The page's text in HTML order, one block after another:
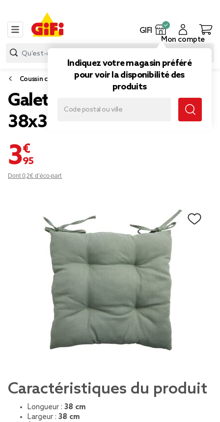
GIFI
Indiquez votre magasin préféré
pour voir la disponibilité des
produits
Mon compte
Coussin chaise
Galette de chaise carrée
38x38cm vert sauge
3,95 €
Dont 0,2€ d’éco-part
Caractéristiques du produit
Longueur : 38 cm
Largeur : 38 cm